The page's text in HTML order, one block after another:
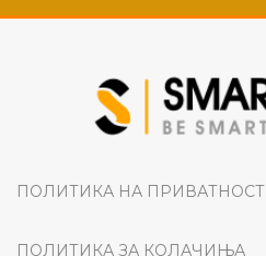
ПОЛИТИКА НА ПРИВАТНОСТ
ПОЛИТИКА ЗА КОЛАЧИЊА